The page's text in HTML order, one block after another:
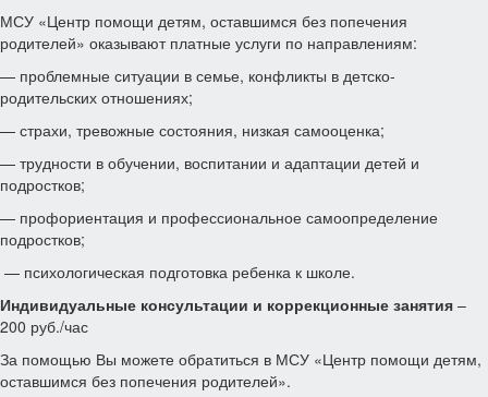
МСУ «Центр помощи детям, оставшимся без попечения
родителей» оказывают платные услуги по направлениям:
— проблемные ситуации в семье, конфликты в детско-
родительских отношениях;
— страхи, тревожные состояния, низкая самооценка;
— трудности в обучении, воспитании и адаптации детей и
подростков;
— профориентация и профессиональное самоопределение
подростков;
— психологическая подготовка ребенка к школе.
Индивидуальные консультации и коррекционные занятия –
200 руб./час
За помощью Вы можете обратиться в МСУ «Центр помощи детям,
оставшимся без попечения родителей».